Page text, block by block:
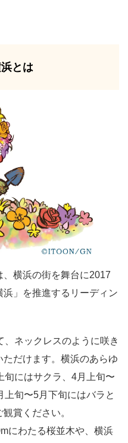
とは
、横浜の街を舞台に2017
」を推進するリーディン
ネックレスのように咲き
だけます。横浜のあらゆ
旬にはサクラ、4月上旬〜
旬〜5月下旬にはバラと
賞ください。
にわたる桜並木や、横浜